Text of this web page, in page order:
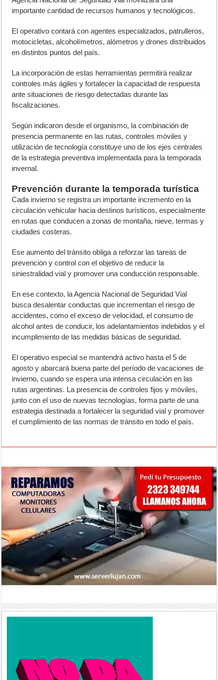
importante cantidad de recursos humanos y tecnológicos.
El operativo contará con agentes especializados, patrulleros,
motocicletas, alcoholímetros, alómetros y drones distribuidos
en distintos puntos del país.
La incorporación de estas herramientas permitirá realizar
controles más ágiles y fortalecer la capacidad de respuesta
ante situaciones de riesgo detectadas durante las
fiscalizaciones.
Según indicaron desde el organismo, la combinación de
presencia permanente en las rutas, controles móviles y
utilización de tecnología constituye uno de los ejes centrales
de la estrategia preventiva implementada para la temporada
invernal.
Prevención durante la temporada turística
Cada invierno se registra un importante incremento en la
circulación vehicular hacia destinos turísticos, especialmente
en rutas que conducen a zonas de montaña, nieve, termas y
ciudades costeras.
Ese aumento del tránsito obliga a reforzar las tareas de
prevención y control con el objetivo de reducir la
siniestralidad vial y promover una conducción responsable.
En ese contexto, la Agencia Nacional de Seguridad Vial
busca desalentar conductas que incrementan el riesgo de
accidentes, como el exceso de velocidad, el consumo de
alcohol antes de conducir, los adelantamientos indebidos y el
incumplimiento de las medidas básicas de seguridad.
El operativo especial se mantendrá activo hasta el 5 de
agosto y abarcará buena parte del período de vacaciones de
invierno, cuando se espera una intensa circulación en las
rutas argentinas. La presencia de controles fijos y móviles,
junto con el uso de nuevas tecnologías, forma parte de una
estrategia destinada a fortalecer la seguridad vial y promover
el cumplimiento de las normas de tránsito en todo el país.